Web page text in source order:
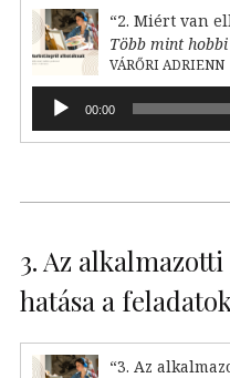
Több mint hobbi
VÁRŐRI ADRIENN
Audió
lejátszó00:00
3. Az
hatása a